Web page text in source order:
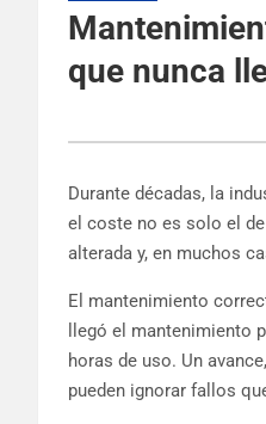
que nunca
Durante décadas, la
el coste no es solo el
alterada y, en muchos
El mantenimiento
llegó el mantenimiento
horas de uso. Un
pueden ignorar fallos